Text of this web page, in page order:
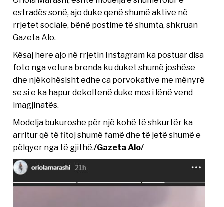
estradës sonë, ajo duke qenë shumë aktive në
rrjetet sociale, bënë postime të shumta, shkruan
Gazeta Alo.
Kësaj here ajo në rrjetin Instagram ka postuar disa
foto nga vetura brenda ku duket shumë joshëse
dhe njëkohësisht edhe ca porvokative me mënyrë
se si e ka hapur dekoltenë duke mos i lënë vend
imagjinatës.
Modelja bukuroshe për një kohë të shkurtër ka
arritur që të fitoj shumë famë dhe të jetë shumë e
pëlqyer nga të gjithë./Gazeta Alo/